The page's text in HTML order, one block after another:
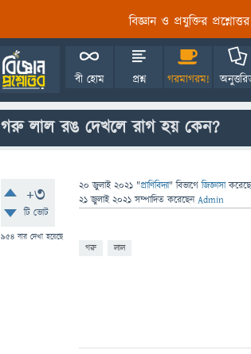
বিজ্ঞান ও প্রযুক্তির
বী হোম প্রশ্ন গরমাগরম!
গরু লাল রঙ দেখলে রাগ হয় কেন?
+3
টি ভোট
954 বার দেখা হয়েছে
20 জুলাই 2021 "প্রাণিবিদ্যা" বিভাগে জিজ্ঞাসা
21 জুলাই 2021 সম্পাদিত করেছেনAdmin
গরু লাল